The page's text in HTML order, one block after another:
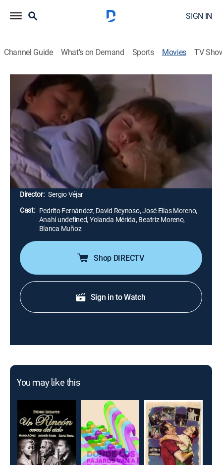
SIGN IN
Channel Guide What's on Demand Sports Movies TV
Airing | 8/15, 2:30p
Había una vez una estrella
1h 50m|Comedy drama
Un joven tiene la responsabilidad de cuidar de sus
hermanos menores después de que sus padres
fallecen. Uno de ellos está muy enfermo, por eso, el
joven decide buscar la ayuda de su abuelo.
Director: Sergio Véjar
Cast: Pedrito Fernández, David Reynoso, José Elías Moreno,
Anahí undefined, Yolanda Mérida, Beatriz Moreno,
Blanca Muñoz
Shop DIRECTV
Sign in to Watch
You may like this